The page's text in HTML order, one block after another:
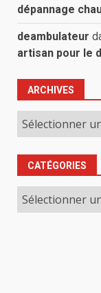
dépannage
deambulateur
artisan pour le
ARCHIVES
Archives
CATÉGORIES
Catégories